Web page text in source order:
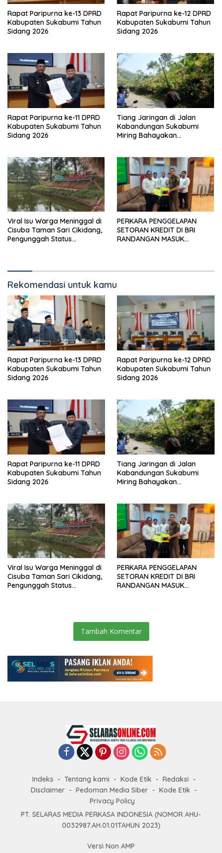
Rapat Paripurna ke-13 DPRD
Kabupaten Sukabumi Tahun
Sidang 2026
Rapat Paripurna ke-12 DPRD
Kabupaten Sukabumi Tahun
Sidang 2026
Rapat Paripurna ke-11 DPRD
Kabupaten Sukabumi Tahun
Sidang 2026
Tiang Jaringan di Jalan
Kabandungan Sukabumi
Miring Bahayakan
Viral Isu Warga Meninggal di
Cisuba Taman Sari Cikidang,
Pengunggah Status
PERKARA PENGGELAPAN
SETORAN KREDIT DI BRI
RANDANGAN MASUK
Rekomendasi untuk kamu
Rapat Paripurna ke-13 DPRD
Kabupaten Sukabumi Tahun
Sidang 2026
Rapat Paripurna ke-12 DPRD
Kabupaten Sukabumi Tahun
Sidang 2026
Rapat Paripurna ke-11 DPRD
Kabupaten Sukabumi Tahun
Sidang 2026
Tiang Jaringan di Jalan
Kabandungan Sukabumi
Miring Bahayakan
Viral Isu Warga Meninggal di
Cisuba Taman Sari Cikidang,
Pengunggah Status
PERKARA PENGGELAPAN
SETORAN KREDIT DI BRI
RANDANGAN MASUK
Tambah Komentar
Indeks Tentang kami Kode Etik
Redaksi
Disclaimer
Pedoman Media Siber
Kode Etik
Privacy Policy
PT. SELARAS MEDIA PERKASA INDONESIA (NOMOR AHU-
0032987.AH.01.01TAHUN 2023)
Versi Non AMP